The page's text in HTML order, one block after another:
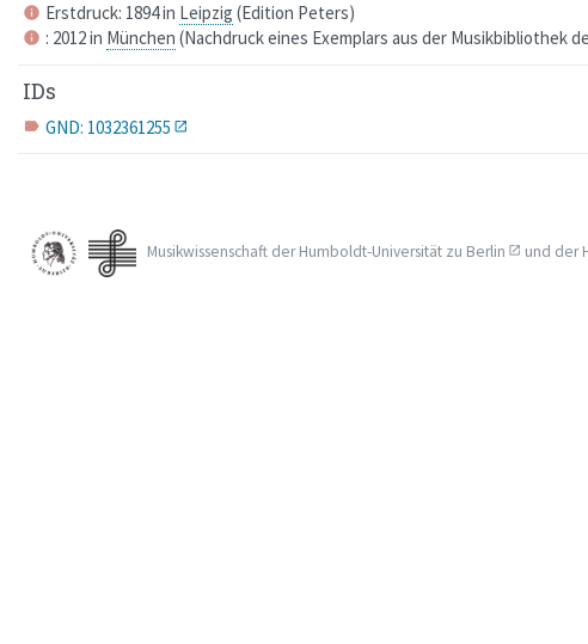
info Erstdruck: 1894 in Leipzig (Edition Peters)
info : 2012 in München (Nachdruck eines Exemplars aus der Musikbibliothek
IDs
label GND: 1032361255
Musikwissenschaft derHumboldt-Universität zu Berlin und der